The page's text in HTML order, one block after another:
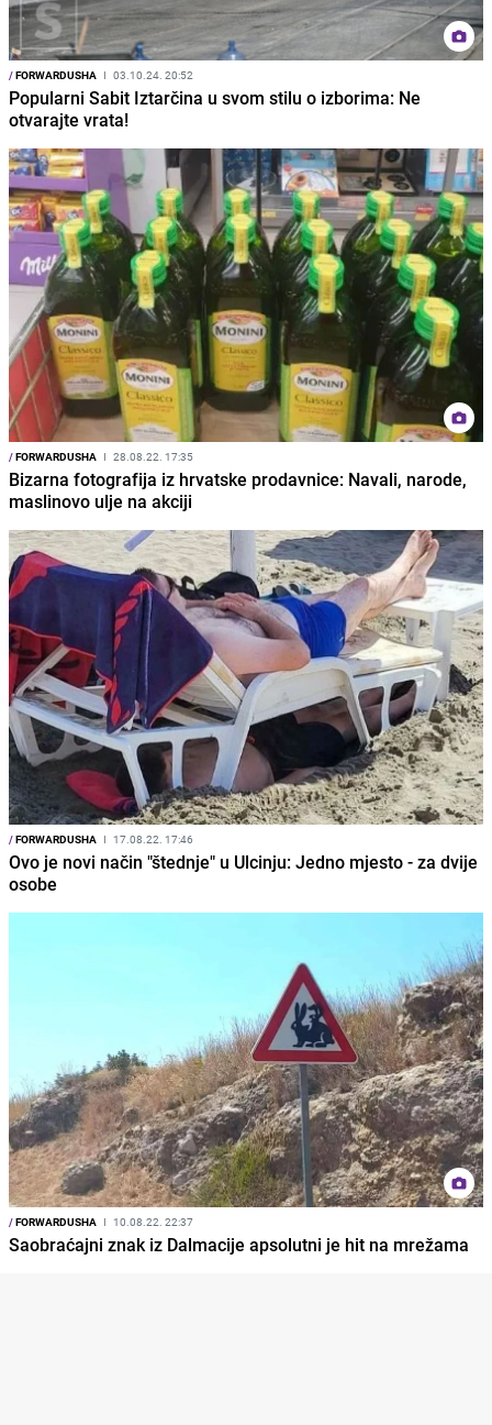
/FORWARDUSHA I 03.10.24. 20:52
Popularni Sabit Iztarčina u svom stilu o izborima: Ne
otvarajte vrata!
/FORWARDUSHA I 28.08.22. 17:35
Bizarna fotografija iz hrvatske prodavnice: Navali, narode,
maslinovo ulje na akciji
/FORWARDUSHA I 17.08.22. 17:46
Ovo je novi način "štednje" u Ulcinju: Jedno mjesto - za dvije
osobe
/FORWARDUSHA I 10.08.22. 22:37
Saobraćajni znak iz Dalmacije apsolutni je hit na mrežama